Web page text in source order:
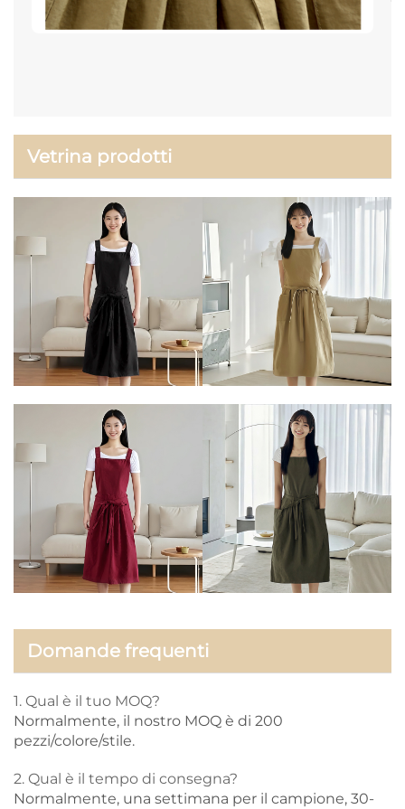
Vetrina prodotti
Domande frequenti
1. Qual è il tuo MOQ?
Normalmente, il nostro MOQ è di 200
pezzi/colore/stile.
2. Qual è il tempo di consegna?
Normalmente, una settimana per il campione, 30-